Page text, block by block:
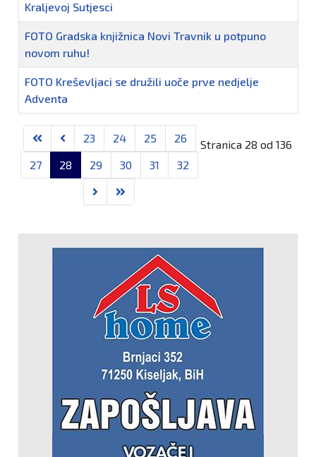
Kraljevoj Sutjesci
FOTO Gradska knjižnica Novi Travnik u potpuno
novom ruhu!
FOTO Kreševljaci se družili uoče prve nedjelje
Adventa
Stranica 28 od 136
23 24 25
26
27
28 29 30 31 32